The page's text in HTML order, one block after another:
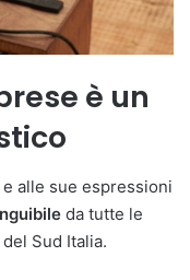
è un
alle sue espressioni
da tutte le
Sud Italia.